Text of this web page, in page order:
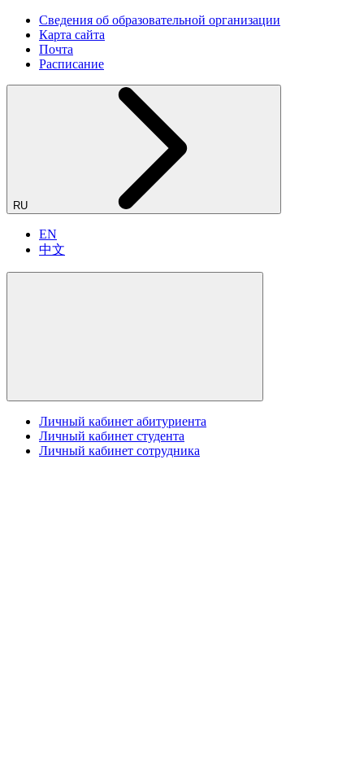
Сведения об образовательной организации
Карта сайта
Почта
Расписание
RU
EN
中文
Личный кабинет абитуриента
Личный кабинет студента
Личный кабинет сотрудника